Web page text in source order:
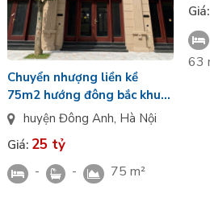
Chuyển nhượng liền kề
75m2 hướng đông bắc khu
Tinh Hoa Vinhomes Global
huyện Đông Anh, Hà Nội
Giá: 25 tỷ
- - 75 m²
Giá:
63